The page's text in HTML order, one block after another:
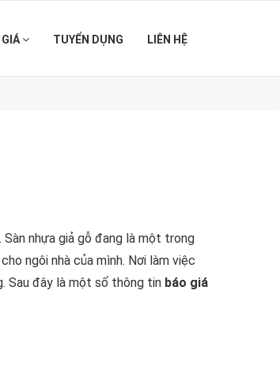
GIÁ TUYỂN DỤNG LIÊN HỆ
nhựa giả gỗ đang là một trong
ngôi nhà của mình. Nơi làm việc
Sau đây là một số thông tin báo giá